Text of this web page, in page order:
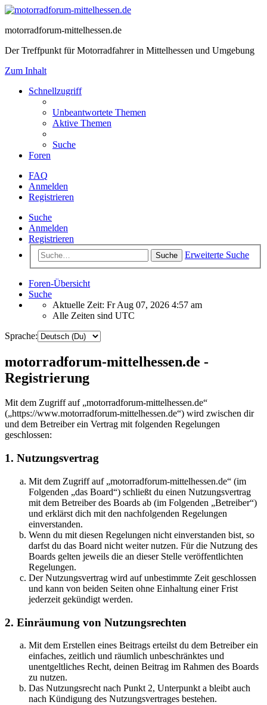
motorradforum-mittelhessen.de
Der Treffpunkt für Motorradfahrer in Mittelhessen und Umgebung
Zum Inhalt
Schnellzugriff
Unbeantwortete Themen
Aktive Themen
Suche
Foren
FAQ
Anmelden
Registrieren
Suche
Anmelden
Registrieren
Suche Erweiterte Suche
Foren-Übersicht
Suche
Aktuelle Zeit: Fr Aug 07, 2026 4:57 am
Alle Zeiten sind UTC
Sprache:
motorradforum-mittelhessen.de -
Registrierung
Mit dem Zugriff auf „motorradforum-mittelhessen.de“
(„https://www.motorradforum-mittelhessen.de“) wird zwischen dir
und dem Betreiber ein Vertrag mit folgenden Regelungen
geschlossen:
1. Nutzungsvertrag
Mit dem Zugriff auf „motorradforum-mittelhessen.de“ (im
Folgenden „das Board“) schließt du einen Nutzungsvertrag
mit dem Betreiber des Boards ab (im Folgenden „Betreiber“)
und erklärst dich mit den nachfolgenden Regelungen
einverstanden.
Wenn du mit diesen Regelungen nicht einverstanden bist, so
darfst du das Board nicht weiter nutzen. Für die Nutzung des
Boards gelten jeweils die an dieser Stelle veröffentlichten
Regelungen.
Der Nutzungsvertrag wird auf unbestimmte Zeit geschlossen
und kann von beiden Seiten ohne Einhaltung einer Frist
jederzeit gekündigt werden.
2. Einräumung von Nutzungsrechten
Mit dem Erstellen eines Beitrags erteilst du dem Betreiber ein
einfaches, zeitlich und räumlich unbeschränktes und
unentgeltliches Recht, deinen Beitrag im Rahmen des Boards
zu nutzen.
Das Nutzungsrecht nach Punkt 2, Unterpunkt a bleibt auch
nach Kündigung des Nutzungsvertrages bestehen.